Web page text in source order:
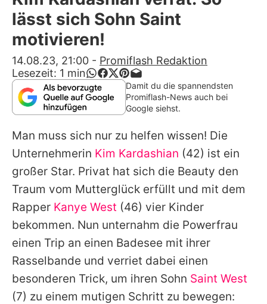
Alle Themen auf Promiflash
App runterladen
Team
Redaktionelle Richtlinien
Impressum
Datenschutzerklärung
Nutzungsbedingungen
Utiq verwalten
lässt sich Sohn Saint
motivieren!
14.08.23, 21:00 - Promiflash Redaktion
Lesezeit: 1 min
Damit du die spannendsten
Promiflash-News auch bei
Google siehst.
Man muss sich nur zu helfen wissen! Die
Unternehmerin Kim Kardashian (42) ist ein
großer Star. Privat hat sich die Beauty den
Traum vom Mutterglück erfüllt und mit dem
Rapper Kanye West (46) vier Kinder
bekommen. Nun unternahm die Powerfrau
einen Trip an einen Badesee mit ihrer
Rasselbande und verriet dabei einen
besonderen Trick, um ihren Sohn Saint West
(7) zu einem mutigen Schritt zu bewegen: